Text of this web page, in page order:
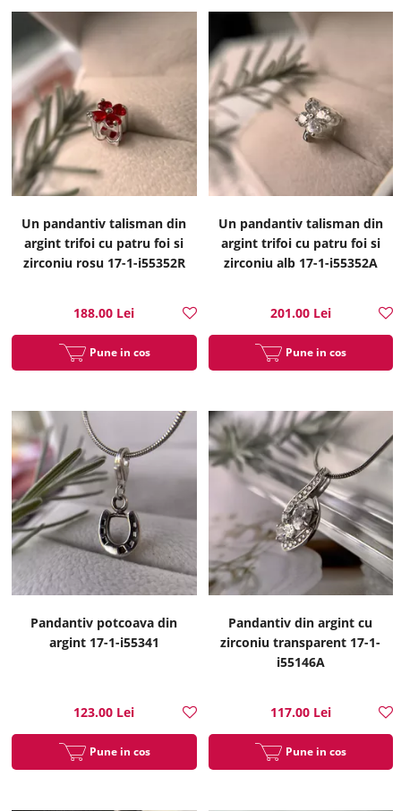
Un pandantiv talisman din
argint trifoi cu patru foi si
zirconiu rosu 17-1-i55352R
188.00 Lei
Pune in cos
Un pandantiv talisman din
argint trifoi cu patru foi si
zirconiu alb 17-1-i55352A
201.00 Lei
Pune in cos
Pandantiv potcoava din
argint 17-1-i55341
123.00 Lei
Pune in cos
Pandantiv din argint cu
zirconiu transparent 17-1-
i55146A
117.00 Lei
Pune in cos